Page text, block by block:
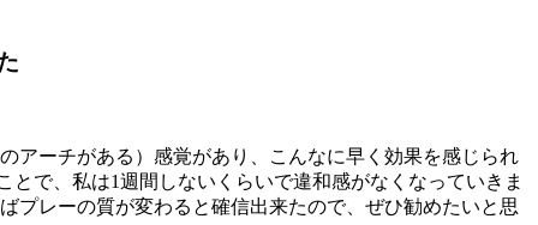
アーチがある）感覚があり、こんなに早く効果を感じられ
で、私は1週間しないくらいで違和感がなくなっていきま
プレーの質が変わると確信出来たので、ぜひ勧めたいと思